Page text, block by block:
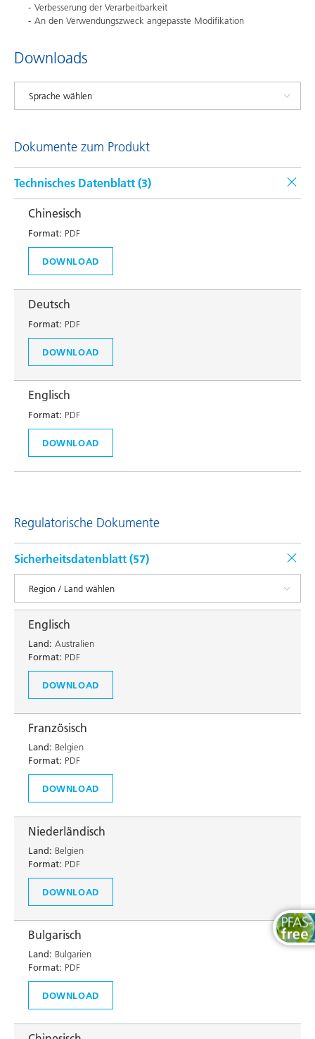
Verbesserung der Verarbeitbarkeit
An den Verwendungszweck angepasste Modifikation
Downloads
Dokumente zum Produkt
Technisches Datenblatt (3)
Chinesisch
Format: PDF
DOWNLOAD
Deutsch
Format: PDF
DOWNLOAD
Englisch
Format: PDF
DOWNLOAD
Regulatorische Dokumente
Sicherheitsdatenblatt (57)
Englisch
Land: Australien
Format: PDF
DOWNLOAD
Französisch
Land: Belgien
Format: PDF
DOWNLOAD
Niederländisch
Land: Belgien
Format: PDF
DOWNLOAD
Bulgarisch
Land: Bulgarien
Format: PDF
DOWNLOAD